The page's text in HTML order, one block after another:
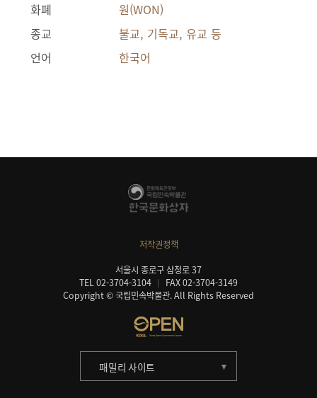
화폐
원(WON)
종교
불교, 기독교, 유교 등
언어
한국어
저작권정책
서울시 종로구 삼청로 37
TEL 02-3704-3104
FAX 02-3704-3149
Copyright © 국립민속박물관. All Rights Reserved
패밀리 사이트